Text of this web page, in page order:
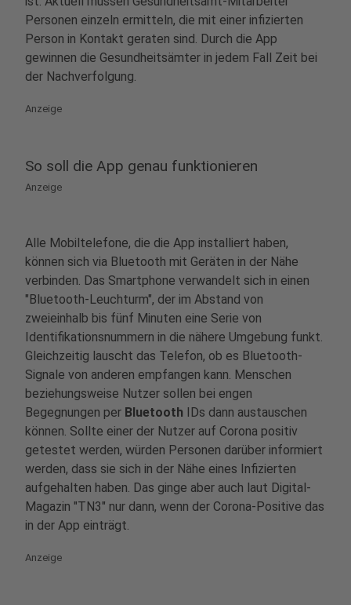
Personen einzeln ermitteln, die mit einer infizierten
Person in Kontakt geraten sind. Durch die App
gewinnen die Gesundheitsämter in jedem Fall Zeit bei
der Nachverfolgung.
Anzeige
So soll die App genau funktionieren
Anzeige
Alle Mobiltelefone, die die App installiert haben,
können sich via Bluetooth mit Geräten in der Nähe
verbinden. Das Smartphone verwandelt sich in einen
"Bluetooth-Leuchturm", der im Abstand von
zweieinhalb bis fünf Minuten eine Serie von
Identifikationsnummern in die nähere Umgebung funkt.
Gleichzeitig lauscht das Telefon, ob es Bluetooth-
Signale von anderen empfangen kann. Menschen
beziehungsweise Nutzer sollen bei engen
Begegnungen per Bluetooth IDs dann austauschen
können. Sollte einer der Nutzer auf Corona positiv
getestet werden, würden Personen darüber informiert
werden, dass sie sich in der Nähe eines Infizierten
aufgehalten haben. Das ginge aber auch laut Digital-
Magazin "TN3" nur dann, wenn der Corona-Positive das
in der App einträgt.
Anzeige